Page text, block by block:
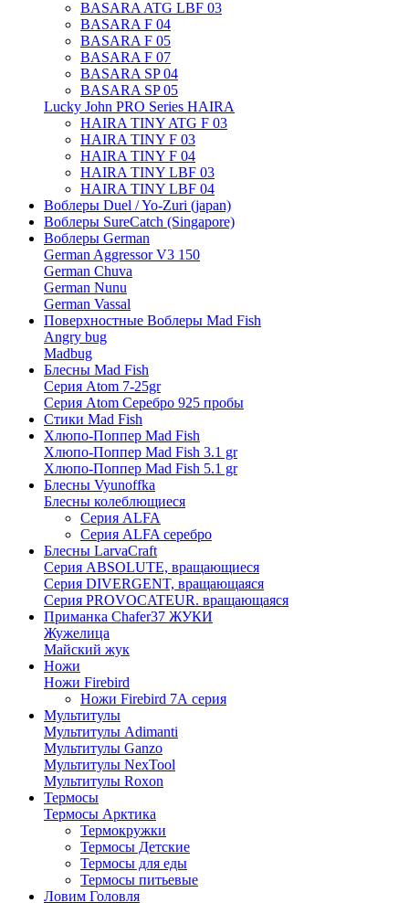
BASARA ATG LBF 03
BASARA F 04
BASARA F 05
BASARA F 07
BASARA SP 04
BASARA SP 05
Lucky John PRO Series HAIRA
HAIRA TINY ATG F 03
HAIRA TINY F 03
HAIRA TINY F 04
HAIRA TINY LBF 03
HAIRA TINY LBF 04
Воблеры Duel / Yo-Zuri (japan)
Воблеры SureCatch (Singapore)
Воблеры German
German Aggressor V3 150
German Chuva
German Nunu
German Vassal
Поверхностные Воблеры Mad Fish
Angry bug
Madbug
Блесны Mad Fish
Серия Atom 7-25gr
Серия Atom Серебро 925 пробы
Стики Mad Fish
Хлюпо-Поппер Mad Fish
Хлюпо-Поппер Mad Fish 3.1 gr
Хлюпо-Поппер Mad Fish 5.1 gr
Блесны Vyunoffka
Блесны колеблющиеся
Серия ALFA
Серия ALFA серебро
Блесны LarvaCraft
Серия ABSOLUTE, вращающиеся
Серия DIVERGENT, вращающаяся
Серия PROVOCATEUR. вращающаяся
Приманка Chafer37 ЖУКИ
Жужелица
Майский жук
Ножи
Ножи Firebird
Ножи Firebird 7А серия
Мультитулы
Мультитулы Adimanti
Мультитулы Ganzo
Мультитулы NexTool
Мультитулы Roxon
Термосы
Термосы Арктика
Термокружки
Термосы Детские
Термосы для еды
Термосы питьевые
Ловим Головля